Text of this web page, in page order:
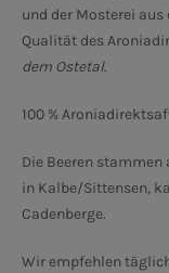
und der Mosterei aus
Qualität des
dem Ostetal.
100 %
Die Beeren
in Kalbe/Sittensen,
Cadenberge.
Wir empfehlen